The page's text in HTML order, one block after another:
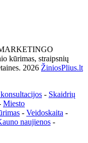
kūrimas, straipsnių
2026 ŽiniosPlius.lt
- Skaidrių
Miesto
- Veidoskaita -
naujienos -